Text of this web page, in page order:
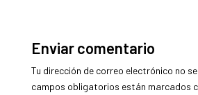
Enviar comentario
Tu dirección de correo electrónico no
campos obligatorios están marcados